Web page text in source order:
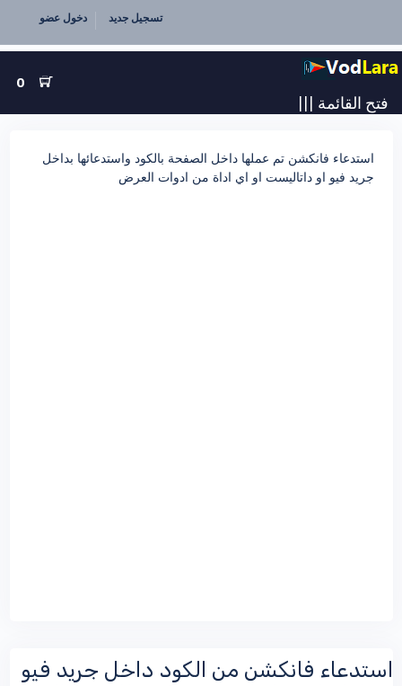
تسجيل جديد دخول عضو
0
فتح القائمة |||
استدعاء فانكشن تم عملها داخل الصفحة بالكود واستدعائها بداخل
جريد فيو او داتاليست او اي اداة من ادوات العرض
استدعاء فانكشن من الكود داخل جريد فيو